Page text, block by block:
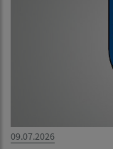
09.07.2026